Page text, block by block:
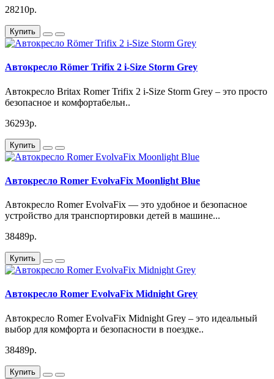
28210р.
Купить
Автокресло Römer Trifix 2 i-Size Storm Grey
Автокресло Britax Romer Trifix 2 i-Size Storm Grey – это просто
безопасное и комфортабельн..
36293р.
Купить
Автокресло Romer EvolvaFix Moonlight Blue
Автокресло Romer EvolvaFix — это удобное и безопасное
устройство для транспортировки детей в машине...
38489р.
Купить
Автокресло Romer EvolvaFix Midnight Grey
Автокресло Romer EvolvaFix Midnight Grey – это идеальный
выбор для комфорта и безопасности в поездке..
38489р.
Купить